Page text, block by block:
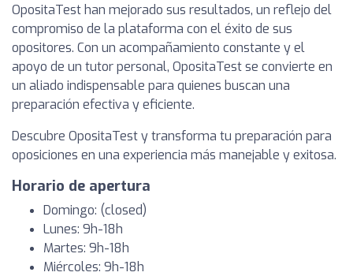
OpositaTest han mejorado sus resultados, un reflejo del
compromiso de la plataforma con el éxito de sus
opositores. Con un acompañamiento constante y el
apoyo de un tutor personal, OpositaTest se convierte en
un aliado indispensable para quienes buscan una
preparación efectiva y eficiente.
Descubre OpositaTest y transforma tu preparación para
oposiciones en una experiencia más manejable y exitosa.
Horario de apertura
Domingo: (closed)
Lunes: 9h-18h
Martes: 9h-18h
Miércoles: 9h-18h